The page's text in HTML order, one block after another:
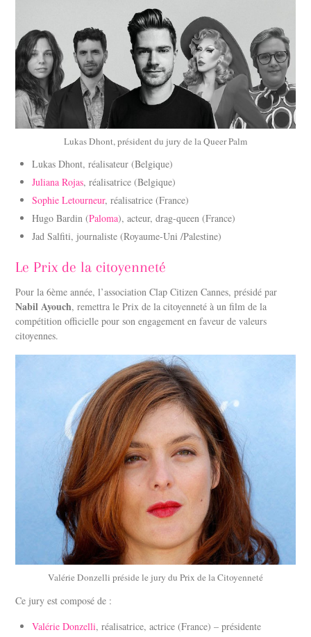
Lukas Dhont, président du jury de la Queer Palm
Lukas Dhont, réalisateur (Belgique)
Juliana Rojas, réalisatrice (Belgique)
Sophie Letourneur, réalisatrice (France)
Hugo Bardin (Paloma), acteur, drag-queen (France)
Jad Salfiti, journaliste (Royaume-Uni /Palestine)
Le Prix de la citoyenneté
Pour la 6ème année, l’association Clap Citizen Cannes, présidé par
Nabil Ayouch, remettra le Prix de la citoyenneté à un film de la
compétition officielle pour son engagement en faveur de valeurs
citoyennes.
Valérie Donzelli préside le jury du Prix de la Citoyenneté
Ce jury est composé de :
Valérie Donzelli, réalisatrice, actrice (France) – présidente